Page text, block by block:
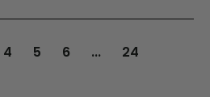
4 5 6 ... 24